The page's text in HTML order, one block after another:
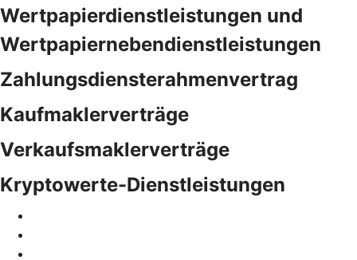
Wertpapierdienstleistungen und
Wertpapiernebendienstleistungen
Zahlungsdiensterahmenvertrag
Kaufmaklerverträge
Verkaufsmaklerverträge
Kryptowerte-Dienstleistungen